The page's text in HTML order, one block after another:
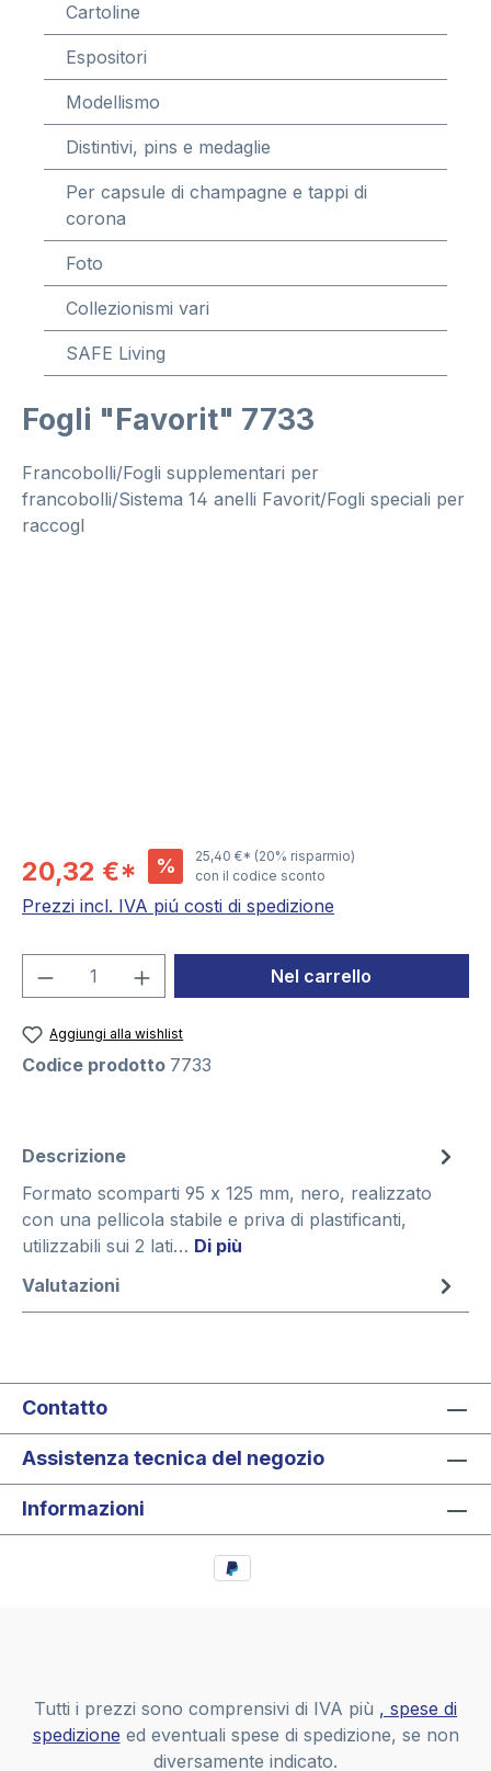
Cartoline
Espositori
Modellismo
Distintivi, pins e medaglie
Per capsule di champagne e tappi di
corona
Foto
Collezionismi vari
SAFE Living
Fogli "Favorit" 7733
Francobolli/Fogli supplementari per
francobolli/Sistema 14 anelli Favorit/Fogli speciali per
raccogl
20,32 €* % 25,40 €* (20% risparmio)
con il codice sconto
Prezzi incl. IVA piú costi di spedizione
Quantità del prodotto: inserisci la
Nel carrello
Aggiungi alla wishlist
Codice prodotto 7733
Descrizione
Formato scomparti 95 x 125 mm, nero, realizzato
con una pellicola stabile e priva di plastificanti,
utilizzabili sui 2 lati… Di più
Valutazioni
Contatto
Assistenza tecnica del negozio
Informazioni
Tutti i prezzi sono comprensivi di IVA più , spese di
spedizione ed eventuali spese di spedizione, se non
diversamente indicato.